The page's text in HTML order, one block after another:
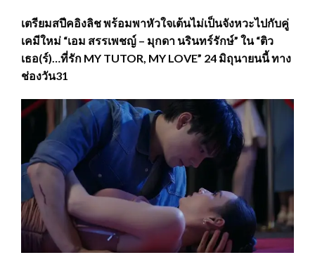
เตรียมสปีคอิงลิช พร้อมพาหัวใจเต้นไม่เป็นจังหวะไปกับคู่
เคมีใหม่ “เอม สรรเพชญ์ – มุกดา นรินทร์รักษ์” ใน “ติว
เธอ(ร์)…ที่รัก MY TUTOR, MY LOVE” 24 มิถุนายนนี้ ทาง
ช่องวัน31